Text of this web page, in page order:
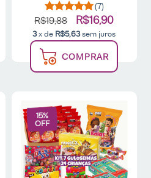
(7)
R$19,88 R$16,90
3x de R$5,63sem juros
COMPRAR
15%
OFF